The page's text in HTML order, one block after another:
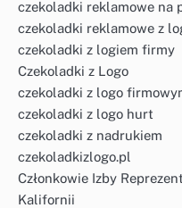
czekoladki reklamowe na
czekoladki reklamowe z
czekoladki z logiem firmy
Czekoladki z Logo
czekoladki z logo
czekoladki z logo hurt
czekoladki z nadrukiem
czekoladkizlogo.pl
Członkowie Izby
Kalifornii